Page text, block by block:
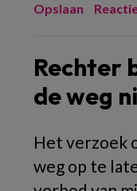
Opslaan
Rechter
de weg
Het verzoek
weg op te